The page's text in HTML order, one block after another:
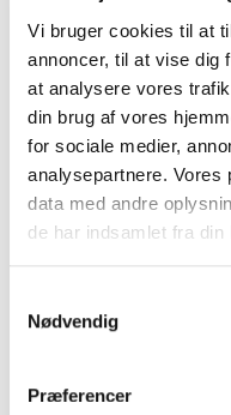
Vi bruger cookies til at
annoncer, til at vise dig
at analysere vores
din brug af vores
for sociale medier,
analysepartnere. Vores
data med andre
de har indsamlet fra
Nødvendig
Præferencer
Varenr.: 10001353